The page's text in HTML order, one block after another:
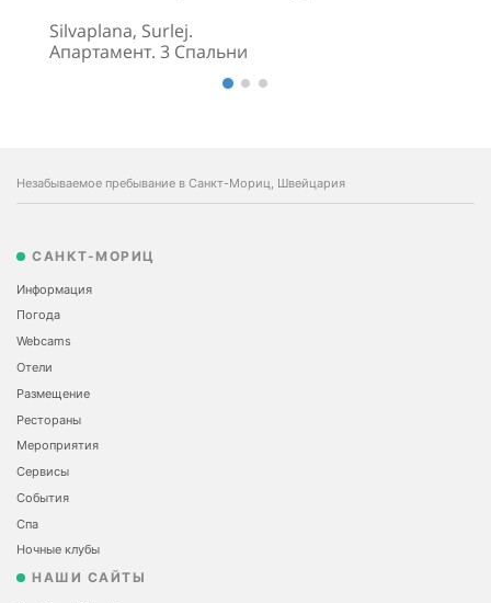
Silvaplana, Surlej.
Апартамент. 3 Спальни
Незабываемое пребывание в Санкт-Мориц, Швейцария
САНКТ-МОРИЦ
Информация
Погода
Webcams
Отели
Размещение
Рестораны
Мероприятия
Сервисы
События
Спа
Ночные клубы
НАШИ САЙТЫ